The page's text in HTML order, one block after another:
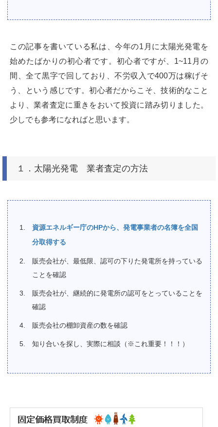
この記事を書いている私は、今年の1月に太陽光発電を
始めたばかりの初心者です。初心者ですが、1~11月の
間、全て黒字で回しており、不労収入で400万は稼げそ
う、という感じです。初心者だからこそ、技術的なこと
より、業者査定に重きをおいて投資に踏み切りました。
少しでも参考になればと思います。
１．太陽光発電 業者査定の方法
資源エネルギー庁のHPから、発電事業者の名簿を全国
分取得する
販売会社が、最低限、認可の下りた発電所を持っている
ことを確認
販売会社が、継続的に発電所の認可をとっていることを
確認
販売会社の棚卸資産の数を確認
知り合いを探し、実際に相談（※これ重要！！！）